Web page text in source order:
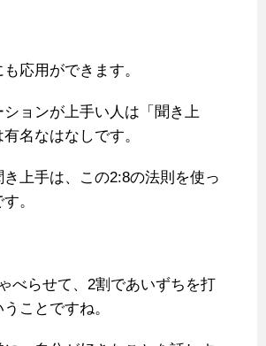
応用ができます。
ションが上手い人は「聞き上
名なはなしです。
上手は、この2:8の法則を使っ
。
べらせて、2割であいずちを打
ことですね。